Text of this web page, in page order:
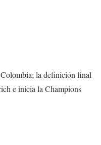
Colombia; la definición final
e inicia la Champions